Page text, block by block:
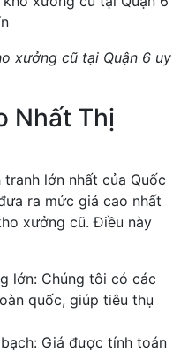
xưởng cũ tại Quận 6 uy
Nhất Thị
lớn nhất của Quốc
ra mức giá cao nhất
xưởng cũ. Điều này
lớn: Chúng tôi có các
quốc, giúp tiêu thụ
Giá được tính toán